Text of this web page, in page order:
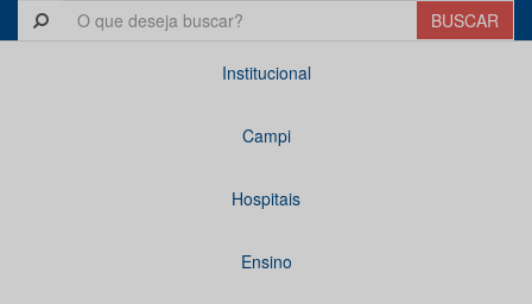
Institucional
Campi
Hospitais
Ensino